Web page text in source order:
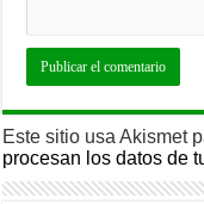
Este sitio usa Akismet
procesan los datos de